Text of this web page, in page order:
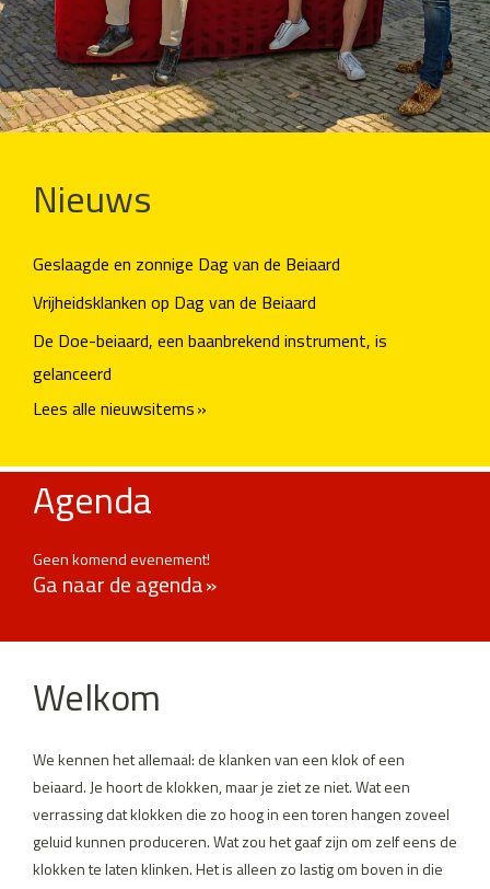
Nieuws
Geslaagde en zonnige Dag van de Beiaard
Vrijheidsklanken op Dag van de Beiaard
De Doe-beiaard, een baanbrekend instrument, is
gelanceerd
Lees alle nieuwsitems
Agenda
Geen komend evenement!
Ga naar de agenda
Welkom
We kennen het allemaal: de klanken van een klok of een
beiaard. Je hoort de klokken, maar je ziet ze niet. Wat een
verrassing dat klokken die zo hoog in een toren hangen zoveel
geluid kunnen produceren. Wat zou het gaaf zijn om zelf eens de
klokken te laten klinken. Het is alleen zo lastig om boven in die